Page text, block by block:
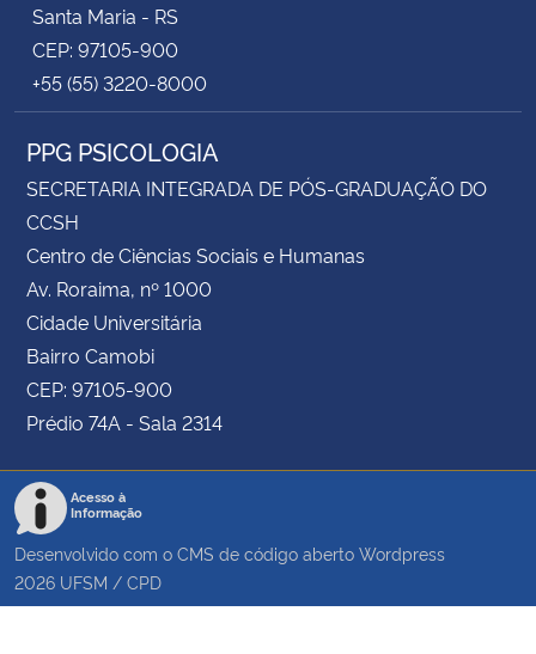
Santa Maria - RS
CEP: 97105-900
+55 (55) 3220-8000
PPG PSICOLOGIA
SECRETARIA INTEGRADA DE PÓS-GRADUAÇÃO DO
CCSH
Centro de Ciências Sociais e Humanas
Av. Roraima, nº 1000
Cidade Universitária
Bairro Camobi
CEP: 97105-900
Prédio 74A - Sala 2314
Acesso à
Informação
Desenvolvido com o CMS de código aberto Wordpress
2026 UFSM / CPD